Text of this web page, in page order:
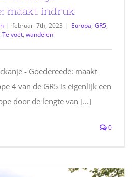
maakt indruk
| februari 7th, 2023 | Europa, GR5,
Te voet, wandelen
- Goedereede: maakt
4 van de GR5 is eigenlijk een
door de lengte van [...]
0